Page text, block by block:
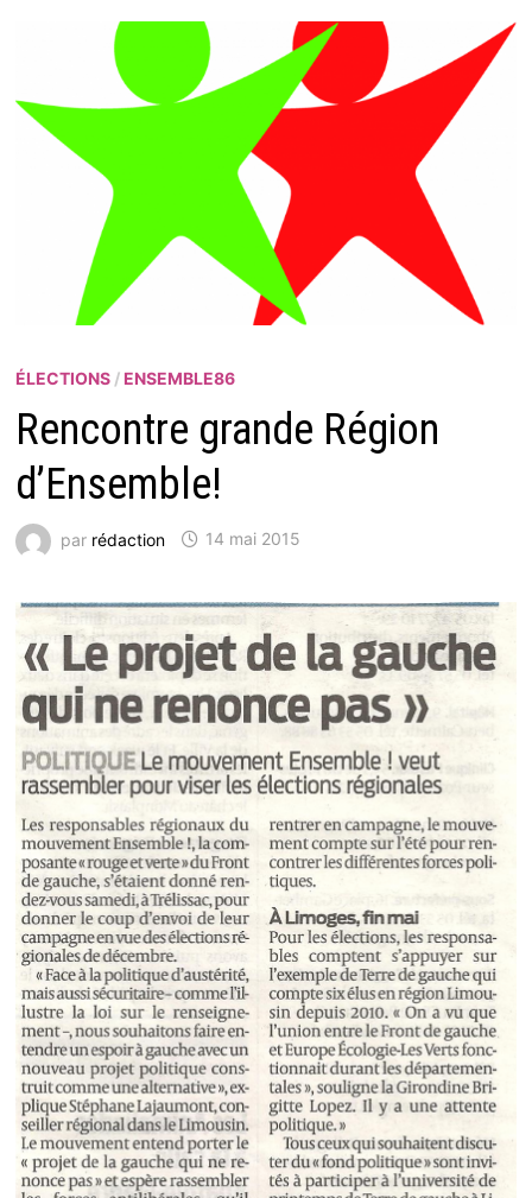
ÉLECTIONS/ ENSEMBLE86
Rencontre grande Région
d’Ensemble!
par rédaction 14 mai 2015